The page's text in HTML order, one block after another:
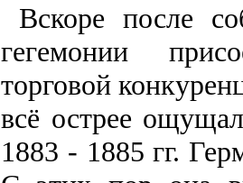
Вскоре после
гегемонии
торговой
всё острее
1883 - 1885 гг.